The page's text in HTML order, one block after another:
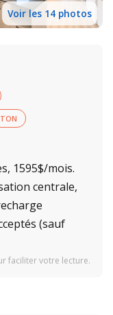
Voir les 14 photos
1595$/mois.
centrale,
(sauf
faciliter votre lecture.